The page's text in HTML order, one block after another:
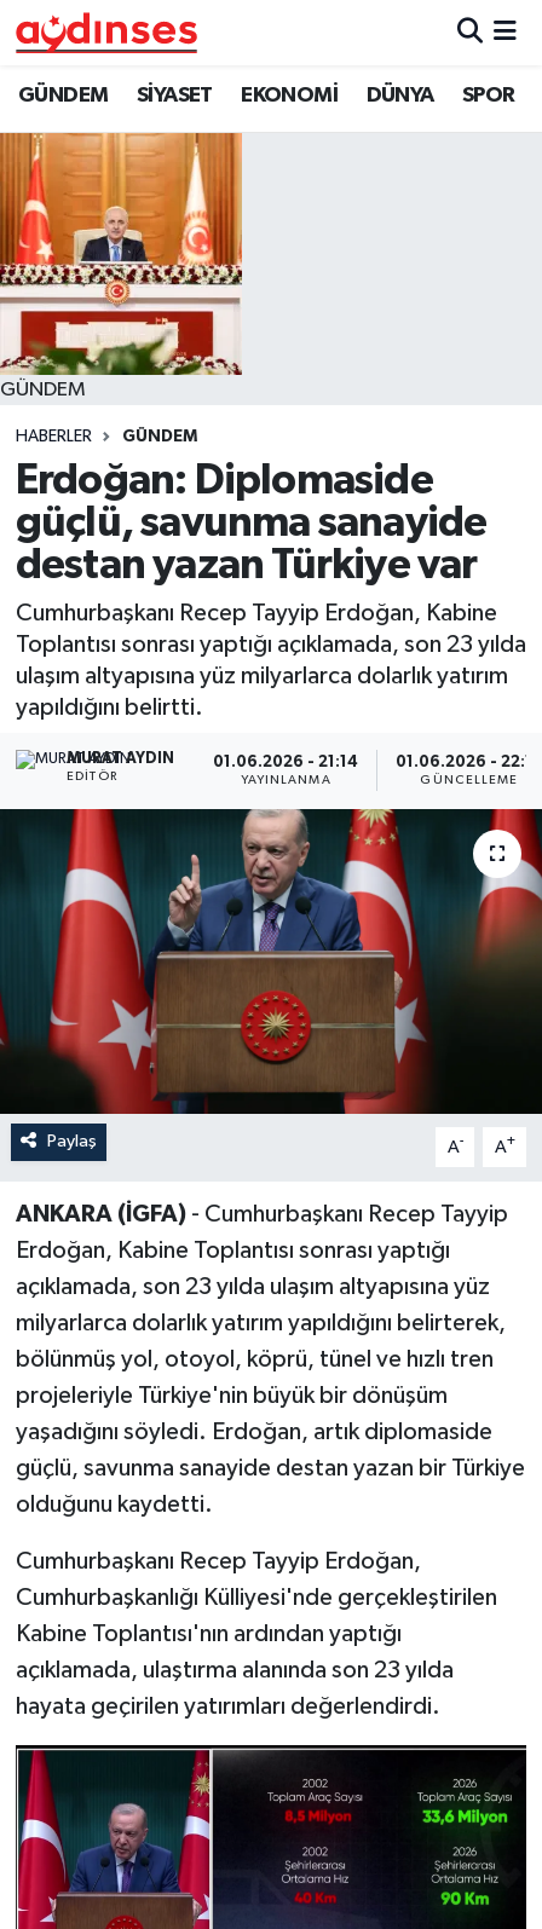
GÜNDEM SİYASET EKONOMİ DÜNYA SPOR
GÜNDEM
HABERLER GÜNDEM
Erdoğan: Diplomaside
güçlü, savunma sanayide
destan yazan Türkiye var
Cumhurbaşkanı Recep Tayyip Erdoğan, Kabine
Toplantısı sonrası yaptığı açıklamada, son 23 yılda
ulaşım altyapısına yüz milyarlarca dolarlık yatırım
yapıldığını belirtti.
MURAT AYDIN
EDITÖR
01.06.2026 - 21:14
YAYINLANMA
01.06.2026 - 22:17
GÜNCELLEME
Paylaş A- A+
ANKARA (İGFA) - Cumhurbaşkanı Recep Tayyip
Erdoğan, Kabine Toplantısı sonrası yaptığı
açıklamada, son 23 yılda ulaşım altyapısına yüz
milyarlarca dolarlık yatırım yapıldığını belirterek,
bölünmüş yol, otoyol, köprü, tünel ve hızlı tren
projeleriyle Türkiye'nin büyük bir dönüşüm
yaşadığını söyledi. Erdoğan, artık diplomaside
güçlü, savunma sanayide destan yazan bir Türkiye
olduğunu kaydetti.
Cumhurbaşkanı Recep Tayyip Erdoğan,
Cumhurbaşkanlığı Külliyesi'nde gerçekleştirilen
Kabine Toplantısı'nın ardından yaptığı
açıklamada, ulaştırma alanında son 23 yılda
hayata geçirilen yatırımları değerlendirdi.
GÜNDEM
SİYASET
EKONOMİ
DÜNYA
SPOR
MAGAZİN
YAŞAM
Nöbetçi Eczaneler
Hava Durumu
Aydin Namaz Vakitleri
Trafik Durumu
Süper Lig Puan Durumu ve Fikstür
Tüm Manşetler
Son Dakika Haberleri
Haber Arşivi